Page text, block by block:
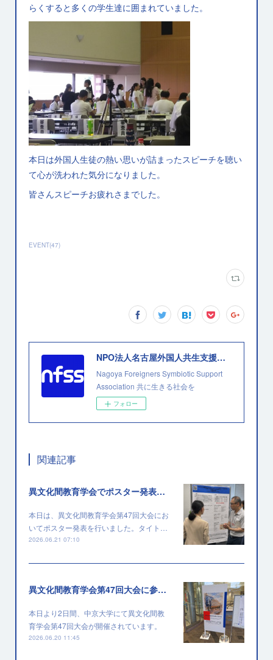
らくすると多くの学生達に囲まれていました。
本日は外国人生徒の熱い思いが詰まったスピーチを聴い
て心が洗われた気分になりました。
皆さんスピーチお疲れさまでした。
EVENT(47)
NPO法人名古屋外国人共生支援協会
Nagoya Foreigners Symbiotic Support
Association 共に生きる社会を
フォロー
関連記事
異文化間教育学会でポスター発表を行いました
本日は、異文化間教育学会第47回大会にお
いてポスター発表を行いました。タイト…
2026.06.21 07:10
異文化間教育学会第47回大会に参加しています
本日より2日間、中京大学にて異文化間教
育学会第47回大会が開催されています。
2026.06.20 11:45